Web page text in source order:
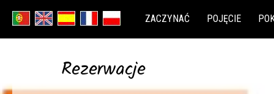
ZACZYNAĆ POJĘCIE
Rezerwacje